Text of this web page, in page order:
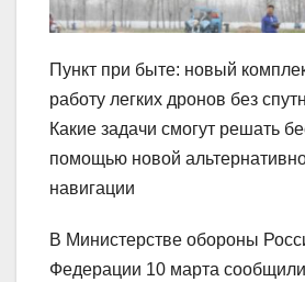
Пункт при быте: новый
работу легких дронов без
Какие задачи смогут решать
помощью новой
навигации
В Министерстве обороны
Федерации 10 марта